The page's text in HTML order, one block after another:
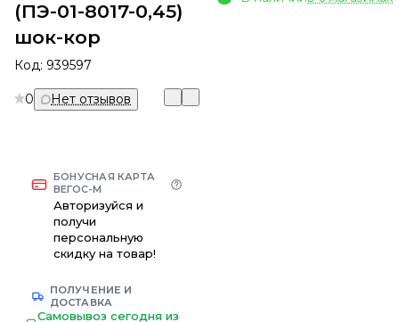
(ПЭ-01-8017-0,45)
шок-кор
Код: 939597
0 Нет отзывов
БОНУСНАЯ КАРТА
ВЕГОС-М
Авторизуйся и
получи
персональную
скидку на товар!
ПОЛУЧЕНИЕ И
ДОСТАВКА
Самовывоз сегодня из